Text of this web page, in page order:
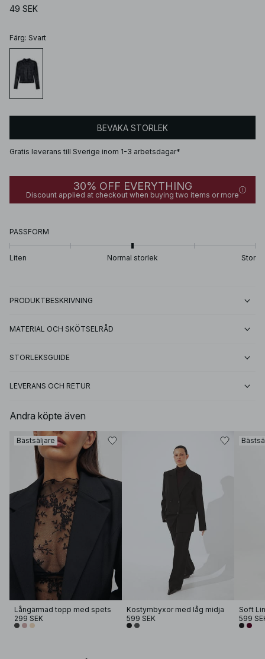
49 SEK
Färg: Svart
BEVAKA STORLEK
Gratis leverans till Sverige inom 1-3 arbetsdagar*
30% OFF EVERYTHING
Discount applied at checkout when buying two items or more
PASSFORM
Liten Normal storlek Stor
PRODUKTBESKRIVNING
MATERIAL OCH SKÖTSELRÅD
STORLEKSGUIDE
LEVERANS OCH RETUR
Andra köpte även
Bästsäljare
Långärmad topp med spets
299 SEK
Kostymbyxor med låg midja
599 SEK
599